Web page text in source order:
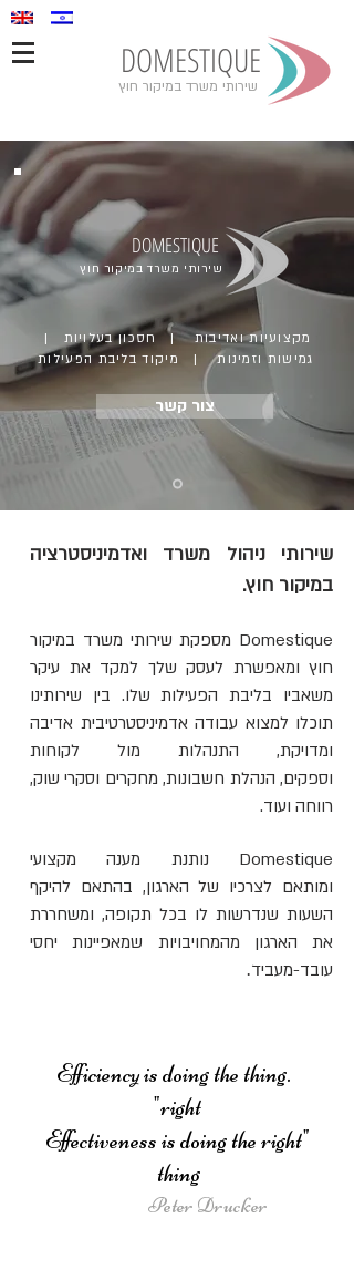
DOMESTIQUE
שירותי ניהול משרד ואדמיניסטרציה
במיקור חוץ.
Domestique מספקת שירותי משרד במיקור
חוץ ומאפשרת לעסק שלך למקד את עיקר
משאביו בליבת הפעילות שלו. בין שירותינו
תוכלו למצוא עבודה אדמיניסטרטיבית אדיבה
ומדויקת, התנהלות מול לקוחות
וספקים, הנהלת חשבונות, מחקרים וסקרי שוק,
רווחה ועוד.
Domestique נותנת מענה מקצועי
ומותאם לצרכיו של הארגון, בהתאם להיקף
השעות שנדרשות לו בכל תקופה, ומשחררת
את הארגון מהמחויבויות שמאפיינות יחסי
עובד-מעביד.
.Efficiency is doing the thing
right"
"Effectiveness is doing the right
thing
שירותי משרד במיקור חוץ
DOMESTIQUE
שירותי משרד במיקור חוץ
צור קשר
מקצועיות ואדיבות | חסכון בעלויות |
גמישות וזמינות | מיקוד בליבת הפעילות